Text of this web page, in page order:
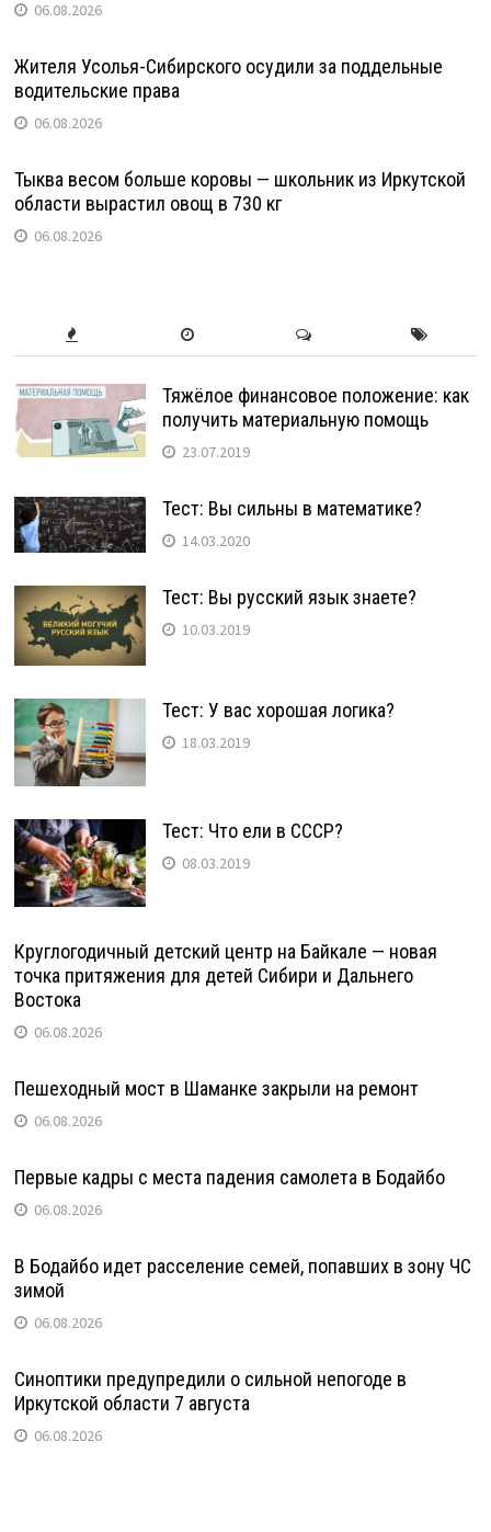
06.08.2026
Жителя Усолья-Сибирского осудили за поддельные
водительские права
06.08.2026
Тыква весом больше коровы — школьник из Иркутской
области вырастил овощ в 730 кг
06.08.2026
Тяжёлое финансовое положение: как
получить материальную помощь
23.07.2019
Тест: Вы сильны в математике?
14.03.2020
Тест: Вы русский язык знаете?
10.03.2019
Тест: У вас хорошая логика?
18.03.2019
Тест: Что ели в СССР?
08.03.2019
Круглогодичный детский центр на Байкале — новая
точка притяжения для детей Сибири и Дальнего
Востока
06.08.2026
Пешеходный мост в Шаманке закрыли на ремонт
06.08.2026
Первые кадры с места падения самолета в Бодайбо
06.08.2026
В Бодайбо идет расселение семей, попавших в зону ЧС
зимой
06.08.2026
Синоптики предупредили о сильной непогоде в
Иркутской области 7 августа
06.08.2026